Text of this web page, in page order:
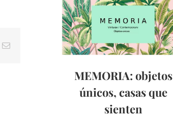
Email
MEMORIA: objetos
únicos, casas que
sienten